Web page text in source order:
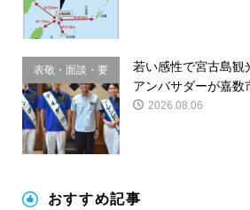
表敬・面談・要
請
若い感性で宮古島
アンバサダーが嘉数
2026.08.06
おすすめ記事